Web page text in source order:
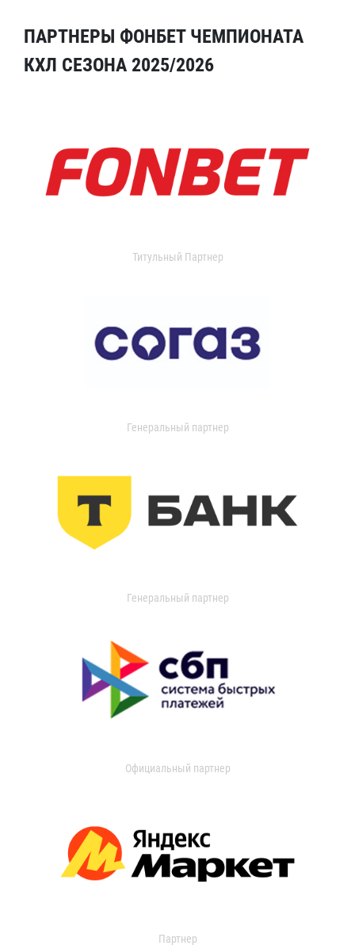
ПАРТНЕРЫ ФОНБЕТ ЧЕМПИОНАТА
КХЛ СЕЗОНА 2025/2026
Титульный Партнер
Генеральный партнер
Генеральный партнер
Официальный партнер
Партнер